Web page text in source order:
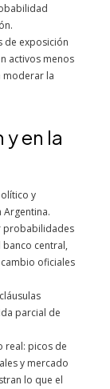
de exposición
activos menos
moderar la
en la
y
probabilidades
central,
oficiales
parcial de
real: picos de
y mercado
lo que el